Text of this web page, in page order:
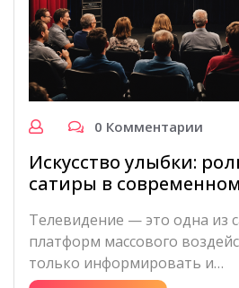
0 Комментарии
Искусство улыбки:
сатиры в
Телевидение — это одна из
платформ массового
только информировать и…